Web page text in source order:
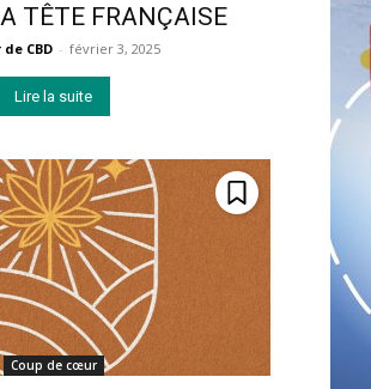
TÊTE FRANÇAISE
CBD - février 3, 2025
Lire la suite
Coup de cœur